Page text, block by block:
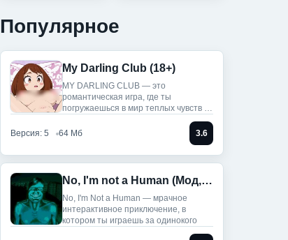
Популярное
My Darling Club (18+)
MY DARLING CLUB — это
романтическая игра, где ты
погружаешься в мир теплых чувств и
Версия: 5
64 Мб 3.6
No, I'm not a Human (Мод, Unlocked)
No, I'm Not a Human — мрачное
интерактивное приключение, в
котором ты играешь за одинокого